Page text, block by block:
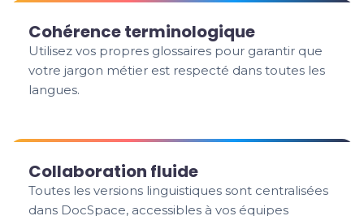
Cohérence terminologique
Utilisez vos propres glossaires pour garantir que
votre jargon métier est respecté dans toutes les
langues.
Collaboration fluide
Toutes les versions linguistiques sont centralisées
dans DocSpace, accessibles à vos équipes